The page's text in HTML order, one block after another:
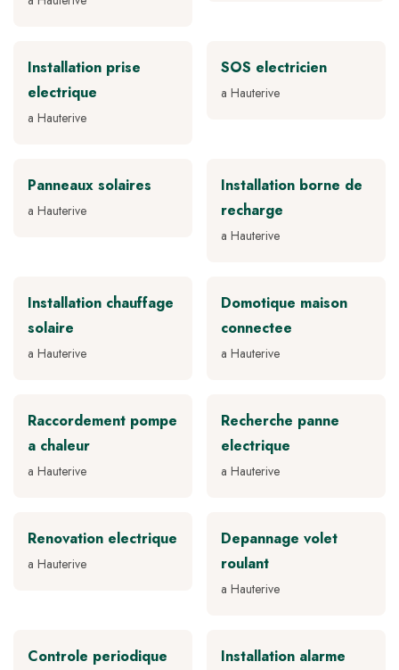
Installation prise
electrique
a Hauterive
SOS electricien
a Hauterive
Panneaux solaires
a Hauterive
Installation borne de
recharge
a Hauterive
Installation chauffage
solaire
a Hauterive
Domotique maison
connectee
a Hauterive
Raccordement pompe
a chaleur
a Hauterive
Recherche panne
electrique
a Hauterive
Renovation electrique
a Hauterive
Depannage volet
roulant
a Hauterive
Controle periodique
Installation alarme